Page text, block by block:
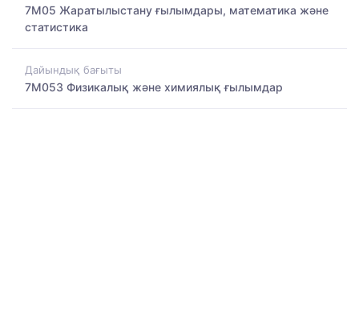
7M05 Жаратылыстану ғылымдары, математика және
статистика
Дайындық бағыты
7M053 Физикалық және химиялық ғылымдар